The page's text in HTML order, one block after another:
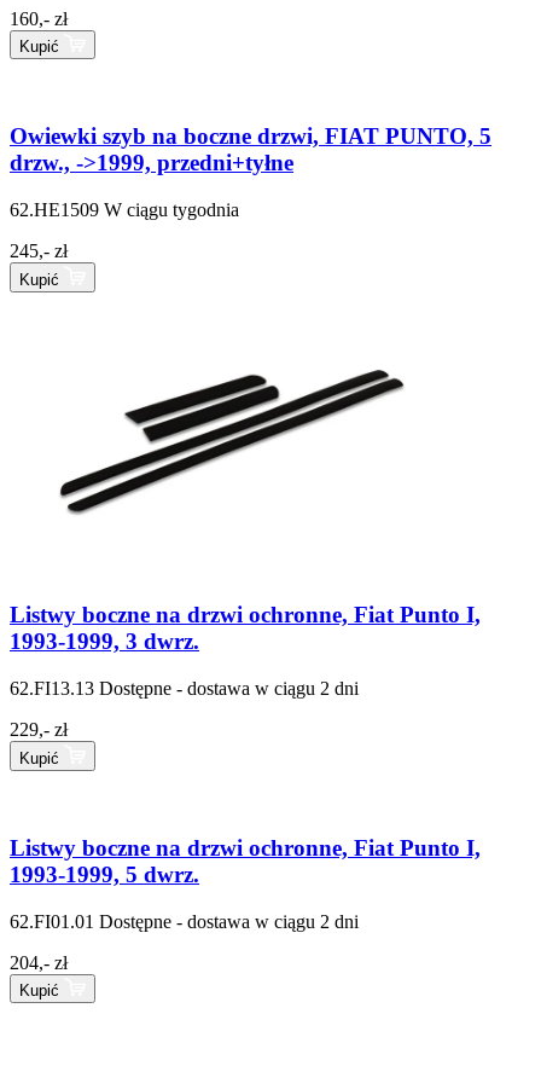
160,- zł
Kupić
Owiewki szyb na boczne drzwi, FIAT PUNTO, 5
drzw., ->1999, przedni+tyłne
62.HE1509 W ciągu tygodnia
245,- zł
Kupić
Listwy boczne na drzwi ochronne, Fiat Punto I,
1993-1999, 3 dwrz.
62.FI13.13 Dostępne - dostawa w ciągu 2 dni
229,- zł
Kupić
Listwy boczne na drzwi ochronne, Fiat Punto I,
1993-1999, 5 dwrz.
62.FI01.01 Dostępne - dostawa w ciągu 2 dni
204,- zł
Kupić